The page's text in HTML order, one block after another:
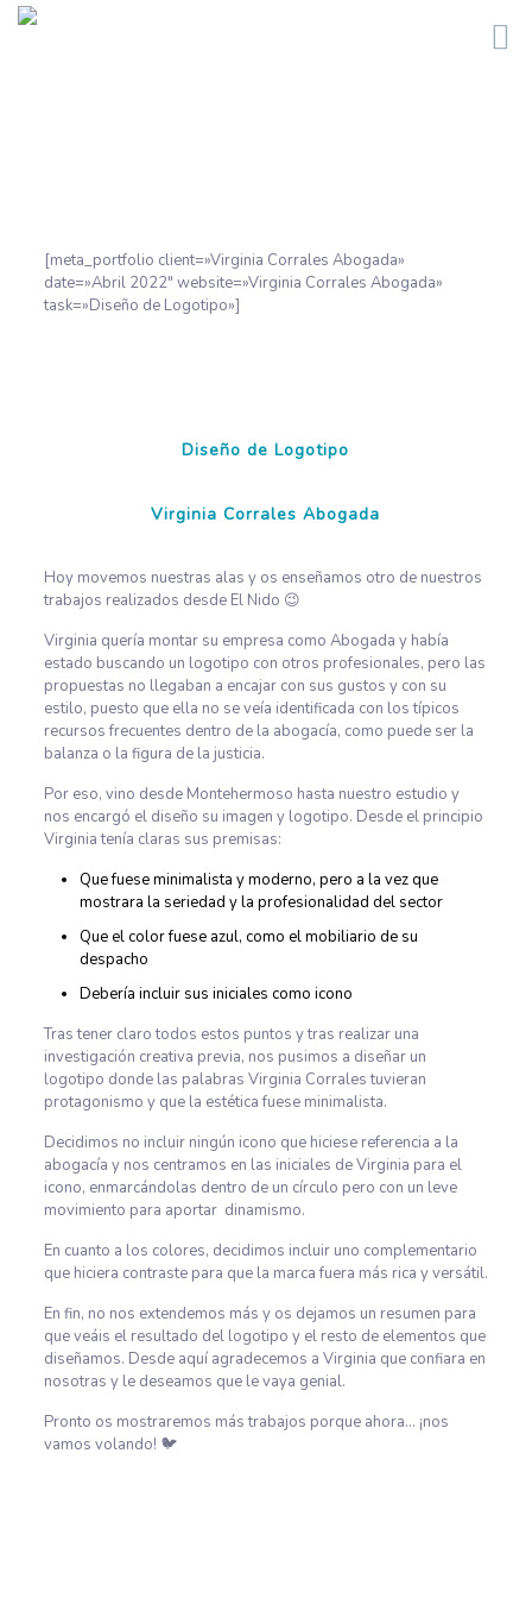
[meta_portfolio client=»Virginia Corrales Abogada»
date=»Abril 2022″ website=»Virginia Corrales Abogada»
task=»Diseño de Logotipo»]
Diseño de Logotipo
Virginia Corrales Abogada
Hoy movemos nuestras alas y os enseñamos otro de nuestros
trabajos realizados desde El Nido 😉
Virginia quería montar su empresa como Abogada y había
estado buscando un logotipo con otros profesionales, pero las
propuestas no llegaban a encajar con sus gustos y con su
estilo, puesto que ella no se veía identificada con los típicos
recursos frecuentes dentro de la abogacía, como puede ser la
balanza o la figura de la justicia.
Por eso, vino desde Montehermoso hasta nuestro estudio y
nos encargó el diseño su imagen y logotipo. Desde el principio
Virginia tenía claras sus premisas:
Que fuese minimalista y moderno, pero a la vez que
mostrara la seriedad y la profesionalidad del sector
Que el color fuese azul, como el mobiliario de su
despacho
Debería incluir sus iniciales como icono
Tras tener claro todos estos puntos y tras realizar una
investigación creativa previa, nos pusimos a diseñar un
logotipo donde las palabras Virginia Corrales tuvieran
protagonismo y que la estética fuese minimalista.
Decidimos no incluir ningún icono que hiciese referencia a la
abogacía y nos centramos en las iniciales de Virginia para el
icono, enmarcándolas dentro de un círculo pero con un leve
movimiento para aportar dinamismo.
En cuanto a los colores, decidimos incluir uno complementario
que hiciera contraste para que la marca fuera más rica y versátil.
En fin, no nos extendemos más y os dejamos un resumen para
que veáis el resultado del logotipo y el resto de elementos que
diseñamos. Desde aquí agradecemos a Virginia que confiara en
nosotras y le deseamos que le vaya genial.
Pronto os mostraremos más trabajos porque ahora… ¡nos
vamos volando! 🐦